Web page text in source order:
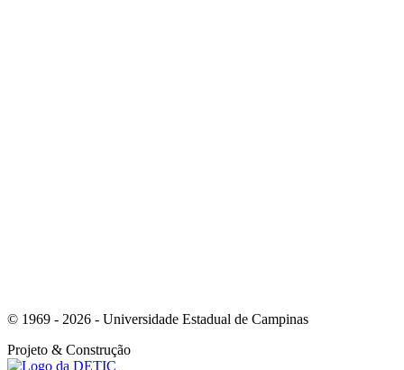
© 1969 - 2026 - Universidade Estadual de Campinas
Projeto & Construção